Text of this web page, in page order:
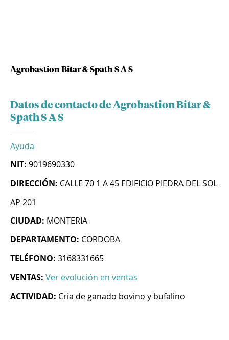
Agrobastion Bitar & Spath S A S
Datos de contacto de Agrobastion Bitar &
Spath S A S
Ayuda
NIT: 9019690330
DIRECCIÓN: CALLE 70 1 A 45 EDIFICIO PIEDRA DEL SOL
AP 201
CIUDAD: MONTERIA
DEPARTAMENTO: CORDOBA
TELÉFONO: 3168331665
VENTAS: Ver evolución en ventas
ACTIVIDAD: Cria de ganado bovino y bufalino